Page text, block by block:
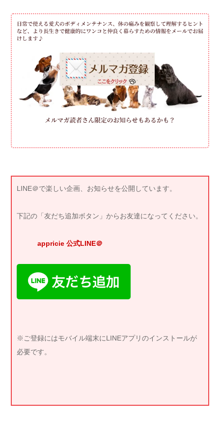
LINE＠で楽しい企画、お知らせを公開しています。
下記の「友だち追加ボタン」からお友達になってください。
appricie 公式LINE＠
※ご登録にはモバイル端末にLINEアプリのインストールが
必要です。